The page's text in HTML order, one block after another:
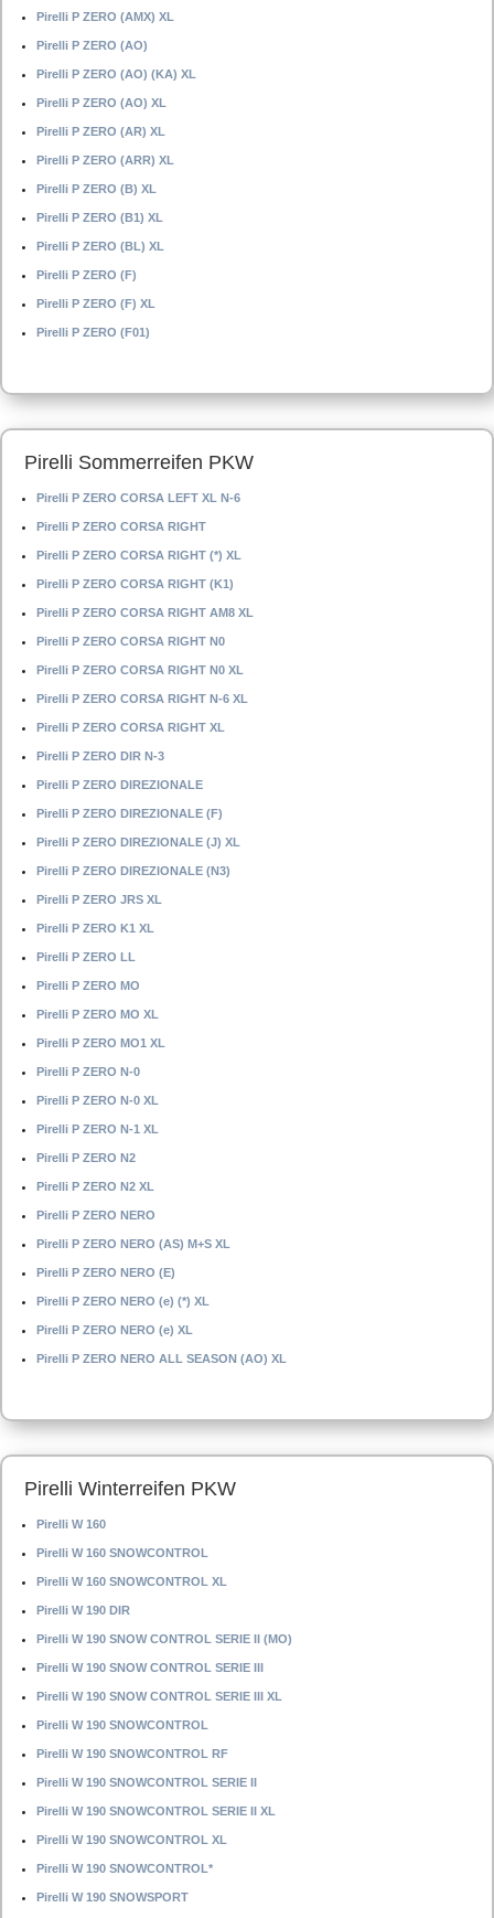
Pirelli P ZERO (AMX) XL
Pirelli P ZERO (AO)
Pirelli P ZERO (AO) (KA) XL
Pirelli P ZERO (AO) XL
Pirelli P ZERO (AR) XL
Pirelli P ZERO (ARR) XL
Pirelli P ZERO (B) XL
Pirelli P ZERO (B1) XL
Pirelli P ZERO (BL) XL
Pirelli P ZERO (F)
Pirelli P ZERO (F) XL
Pirelli P ZERO (F01)
Pirelli Sommerreifen PKW
Pirelli P ZERO CORSA LEFT XL N-6
Pirelli P ZERO CORSA RIGHT
Pirelli P ZERO CORSA RIGHT (*) XL
Pirelli P ZERO CORSA RIGHT (K1)
Pirelli P ZERO CORSA RIGHT AM8 XL
Pirelli P ZERO CORSA RIGHT N0
Pirelli P ZERO CORSA RIGHT N0 XL
Pirelli P ZERO CORSA RIGHT N-6 XL
Pirelli P ZERO CORSA RIGHT XL
Pirelli P ZERO DIR N-3
Pirelli P ZERO DIREZIONALE
Pirelli P ZERO DIREZIONALE (F)
Pirelli P ZERO DIREZIONALE (J) XL
Pirelli P ZERO DIREZIONALE (N3)
Pirelli P ZERO JRS XL
Pirelli P ZERO K1 XL
Pirelli P ZERO LL
Pirelli P ZERO MO
Pirelli P ZERO MO XL
Pirelli P ZERO MO1 XL
Pirelli P ZERO N-0
Pirelli P ZERO N-0 XL
Pirelli P ZERO N-1 XL
Pirelli P ZERO N2
Pirelli P ZERO N2 XL
Pirelli P ZERO NERO
Pirelli P ZERO NERO (AS) M+S XL
Pirelli P ZERO NERO (E)
Pirelli P ZERO NERO (e) (*) XL
Pirelli P ZERO NERO (e) XL
Pirelli P ZERO NERO ALL SEASON (AO) XL
Pirelli Winterreifen PKW
Pirelli W 160
Pirelli W 160 SNOWCONTROL
Pirelli W 160 SNOWCONTROL XL
Pirelli W 190 DIR
Pirelli W 190 SNOW CONTROL SERIE II (MO)
Pirelli W 190 SNOW CONTROL SERIE III
Pirelli W 190 SNOW CONTROL SERIE III XL
Pirelli W 190 SNOWCONTROL
Pirelli W 190 SNOWCONTROL RF
Pirelli W 190 SNOWCONTROL SERIE II
Pirelli W 190 SNOWCONTROL SERIE II XL
Pirelli W 190 SNOWCONTROL XL
Pirelli W 190 SNOWCONTROL*
Pirelli W 190 SNOWSPORT